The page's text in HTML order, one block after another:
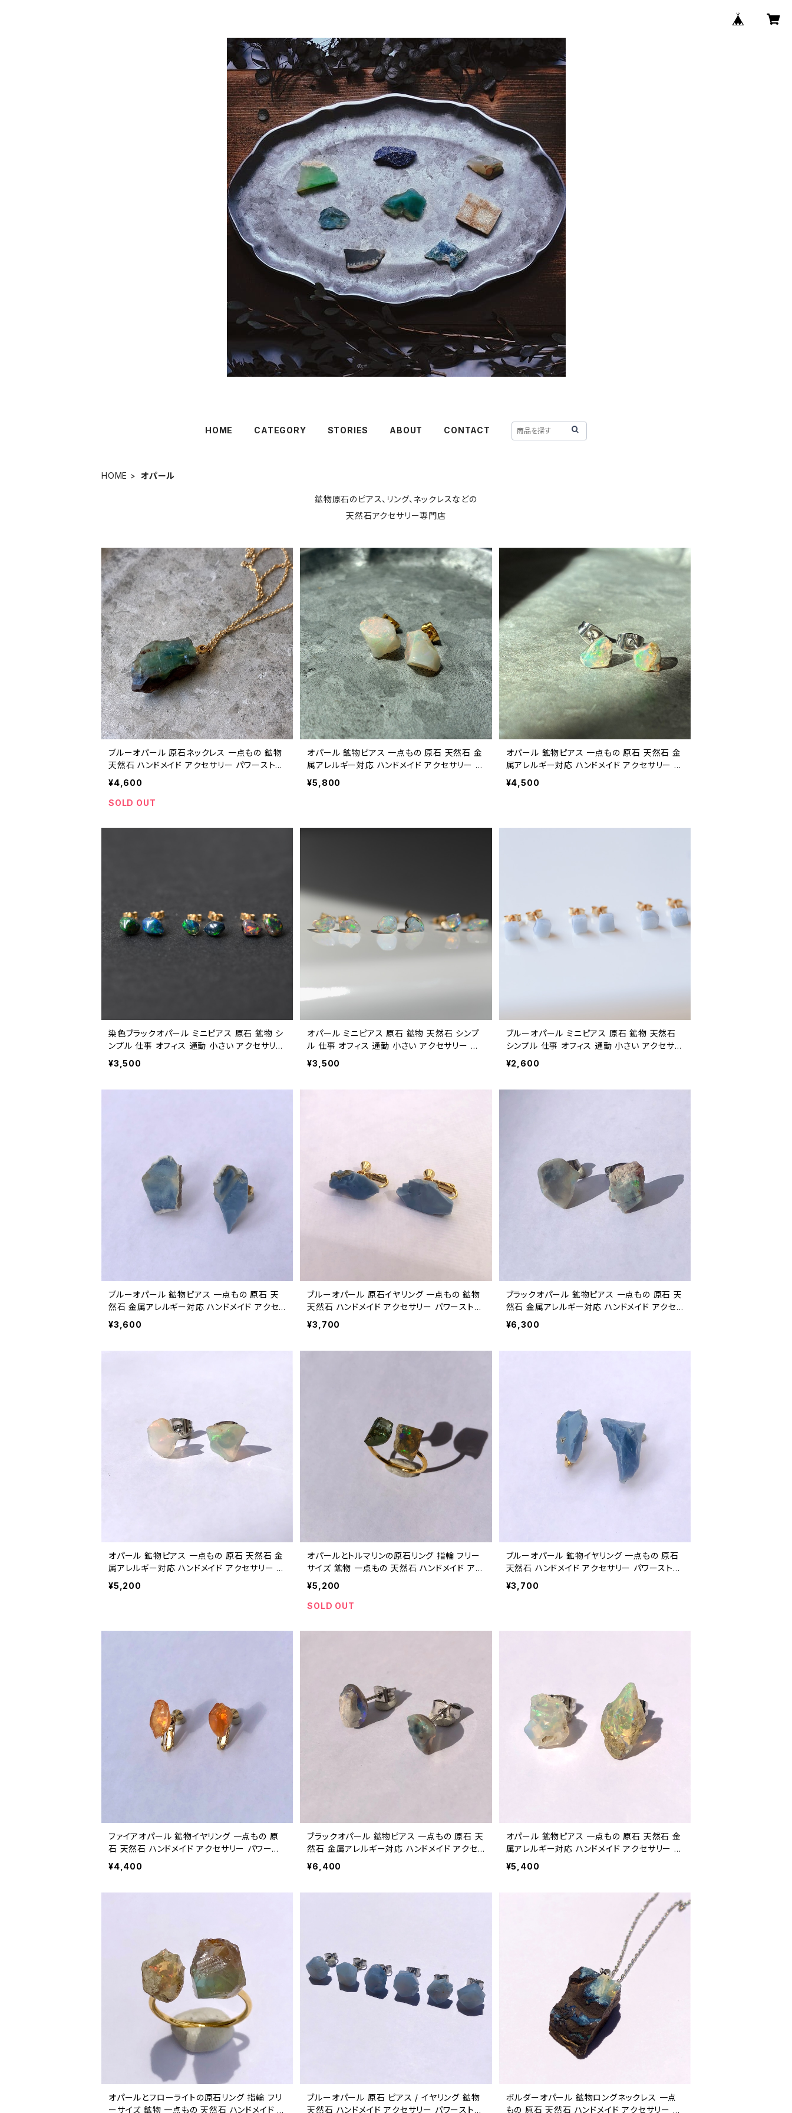
HOME CATEGORY STORIES ABOUT CONTACT
HOME オパール
鉱物原石のピアス、リング、ネックレスなどの
天然石アクセサリー専門店
ブルーオパール 原石ネックレス 一点もの 鉱物
天然石 ハンドメイド アクセサリー パワーストー
ン (No.2831)
¥4,600
SOLD OUT
オパール 鉱物ピアス 一点もの 原石 天然石 金
属アレルギー対応 ハンドメイド アクセサリー パ
ワーストーン (No.2845)
¥5,800
オパール 鉱物ピアス 一点もの 原石 天然石 金
属アレルギー対応 ハンドメイド アクセサリー パ
ワーストーン (No.2825)
¥4,500
染色ブラックオパール ミニピアス 原石 鉱物 シ
ンプル 仕事 オフィス 通勤 小さい アクセサリー
パワーストーン (No.2918)
¥3,500
オパール ミニピアス 原石 鉱物 天然石 シンプ
ル 仕事 オフィス 通勤 小さい アクセサリー パ
ワーストーン (No.2377)
¥3,500
ブルーオパール ミニピアス 原石 鉱物 天然石
シンプル 仕事 オフィス 通勤 小さい アクセサリ
ー パワーストーン (No.2510)
¥2,600
ブルーオパール 鉱物ピアス 一点もの 原石 天
然石 金属アレルギー対応 ハンドメイド アクセ
サリー パワーストーン (No.2727)
¥3,600
ブルーオパール 原石イヤリング 一点もの 鉱物
天然石 ハンドメイド アクセサリー パワーストー
ン (No.2715)
¥3,700
ブラックオパール 鉱物ピアス 一点もの 原石 天
然石 金属アレルギー対応 ハンドメイド アクセ
サリー パワーストーン (No.2711)
¥6,300
オパール 鉱物ピアス 一点もの 原石 天然石 金
属アレルギー対応 ハンドメイド アクセサリー パ
ワーストーン (No.2700)
¥5,200
オパールとトルマリンの原石リング 指輪 フリー
サイズ 鉱物 一点もの 天然石 ハンドメイド アク
セサリー パワーストーン (No.2747)
¥5,200
SOLD OUT
ブルーオパール 鉱物イヤリング 一点もの 原石
天然石 ハンドメイド アクセサリー パワーストー
ン (No.2729)
¥3,700
ファイアオパール 鉱物イヤリング 一点もの 原
石 天然石 ハンドメイド アクセサリー パワース
トーン (No.2664)
¥4,400
ブラックオパール 鉱物ピアス 一点もの 原石 天
然石 金属アレルギー対応 ハンドメイド アクセ
サリー パワーストーン (No.2665)
¥6,400
オパール 鉱物ピアス 一点もの 原石 天然石 金
属アレルギー対応 ハンドメイド アクセサリー パ
ワーストーン (No.2635)
¥5,400
オパールとフローライトの原石リング 指輪 フリ
ーサイズ 鉱物 一点もの 天然石 ハンドメイド ア
ブルーオパール 原石 ピアス / イヤリング 鉱物
天然石 ハンドメイド アクセサリー パワーストー
ボルダーオパール 鉱物ロングネックレス 一点
もの 原石 天然石 ハンドメイド アクセサリー パ